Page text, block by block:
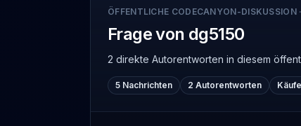
ÖFFENTLICHE CODECANYON-DISKUSSION·
Frage von dg5150
2 direkte Autorentworten in diesem
5 Nachrichten 2 Autorentworten